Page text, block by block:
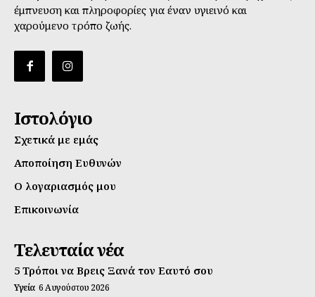
έμπνευση και πληροφορίες για έναν υγιεινό και
χαρούμενο τρόπο ζωής.
Ιστολόγιο
Σχετικά με εμάς
Αποποίηση Ευθυνών
Ο λογαριασμός μου
Επικοινωνία
Τελευταία νέα
5 Τρόποι να Βρεις Ξανά τον Εαυτό σου
Υγεία 6 Αυγούστου 2026